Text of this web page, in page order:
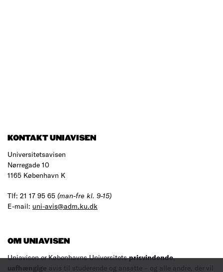
KONTAKT UNIAVISEN
Universitetsavisen
Nørregade 10
1165 København K
Tlf: 21 17 95 65 (man-fre kl. 9-15)
E-mail: uni-avis@adm.ku.dk
OM UNIAVISEN
Uniavisen er Københavns Universitetsprisvindende,
uafhængige avis til studerende og ansatte – og alle andre, der vil